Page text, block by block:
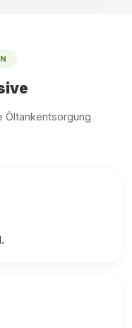
Öltankentsorgung